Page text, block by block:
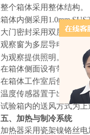
整个箱体采用整体结构。
箱体内侧采用1.0mm
大门密封采用双层硅橡胶
观察窗为多层导电膜钢化
为观察提供照明。
在箱体侧面设有带塞子的
在箱体工作室后侧设置
温度传感器置于出风口。
试验箱内的送风方式为上
五、加热与制冷系统
加热器采用瓷架镍铬丝